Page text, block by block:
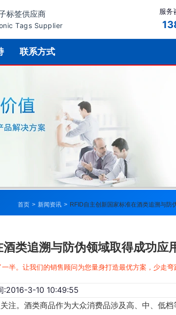
标签供应商
Tags Supplier
服务
联系方式
首页 > 新闻资讯 > RFID自主创新国家标准在酒类追溯与防
类追溯与防伪领域取得成功应
半。让我们的销售顾问为您量身打造最优方案，少走弯
:2016-3-10 10:49:55
注。酒类商品作为大众消费品涉及高、中、低档